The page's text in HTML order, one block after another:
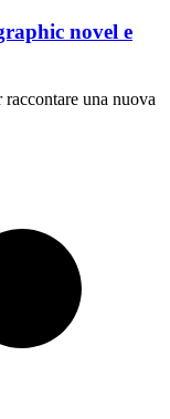
novel e
una nuova